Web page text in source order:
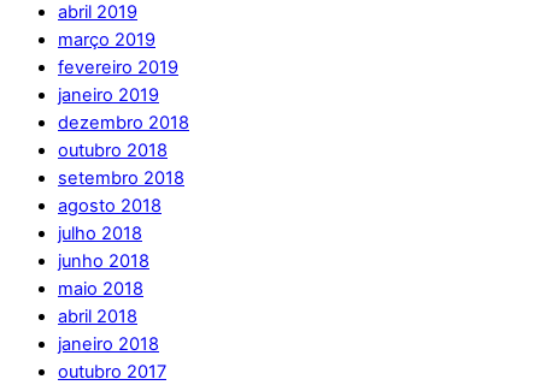
abril 2019
março 2019
fevereiro 2019
janeiro 2019
dezembro 2018
outubro 2018
setembro 2018
agosto 2018
julho 2018
junho 2018
maio 2018
abril 2018
janeiro 2018
outubro 2017